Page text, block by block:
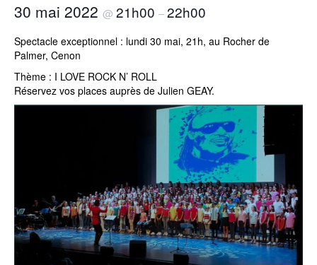
30 mai 2022 @ 21h00 –22h00
Spectacle exceptionnel : lundi 30 mai, 21h, au Rocher de
Palmer, Cenon
Thème : I LOVE ROCK N’ ROLL
Réservez vos places auprès de Julien GEAY.